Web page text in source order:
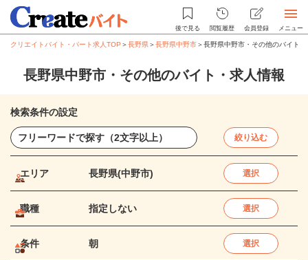
後で見る 閲覧履歴 会員登録 メニュー
クリエイトバイト・パート求人TOP ＞長野県＞長野県中野市＞長野県中野市・その他のバイト
長野県中野市・その他のバイト・求人情報
検索条件の設定
絞り込む
エリア 長野県(中野市) 選択
職種 指定しない 選択
条件 朝 選択